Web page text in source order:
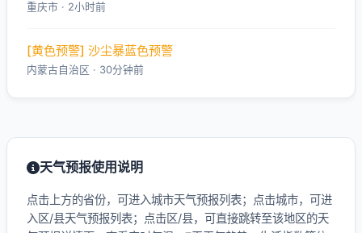
重庆市 · 2小时前
[黄色预警] 沙尘暴蓝色预警
内蒙古自治区 · 30分钟前
天气预报使用说明
点击上方的省份，可进入城市天气预报列表；点击城市，可进
入区/县天气预报列表；点击区/县，可直接跳转至该地区的天